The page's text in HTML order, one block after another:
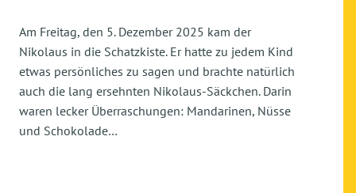
Am Freitag, den 5. Dezember 2025 kam der
Nikolaus in die Schatzkiste. Er hatte zu jedem Kind
etwas persönliches zu sagen und brachte natürlich
auch die lang ersehnten Nikolaus-Säckchen. Darin
waren lecker Überraschungen: Mandarinen, Nüsse
und Schokolade…